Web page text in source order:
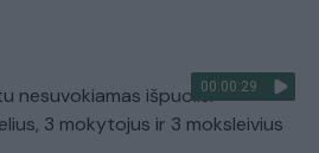
00:00:29
nesuvokiamas išpuolis:
3 mokytojus ir 3 moksleivius